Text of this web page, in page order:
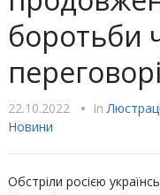
боротьби
22.10.2022 • In
Новини
Обстріли росією